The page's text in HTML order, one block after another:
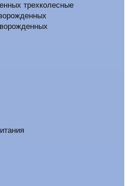
трехколесные